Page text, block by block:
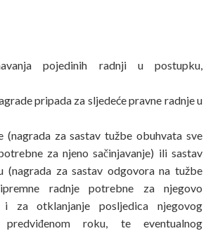
pojedinih radnji u postupku,
pripada za sljedeće pravne radnje u
za sastav tužbe obuhvata sve
za njeno sačinjavanje) ili sastav
(nagrada za sastav odgovora na tužbe
radnje potrebne za njegovo
i za otklanjanje posljedica njegovog
predviđenom roku, te eventualnog